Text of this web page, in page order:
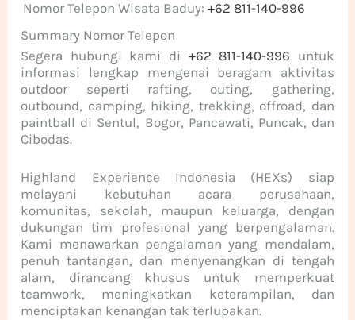
Nomor Telepon Wisata Baduy:+62 811-140-996
Summary Nomor Telepon
Segera hubungi kami di +62 811-140-996 untuk
informasi lengkap mengenai beragam aktivitas
outdoor seperti rafting, outing, gathering,
outbound, camping, hiking, trekking, offroad, dan
paintball di Sentul, Bogor, Pancawati, Puncak, dan
Cibodas.
Highland Experience Indonesia (HEXs) siap
melayani kebutuhan acara perusahaan,
komunitas, sekolah, maupun keluarga, dengan
dukungan tim profesional yang berpengalaman.
Kami menawarkan pengalaman yang mendalam,
penuh tantangan, dan menyenangkan di tengah
alam, dirancang khusus untuk memperkuat
teamwork, meningkatkan keterampilan, dan
menciptakan kenangan tak terlupakan.